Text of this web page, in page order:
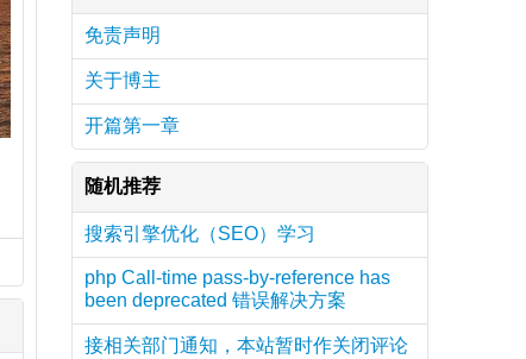
免责声明
关于博主
开篇第一章
随机推荐
搜索引擎优化（SEO）学习
php Call-time pass-by-reference has
been deprecated 错误解决方案
接相关部门通知，本站暂时作关闭评论